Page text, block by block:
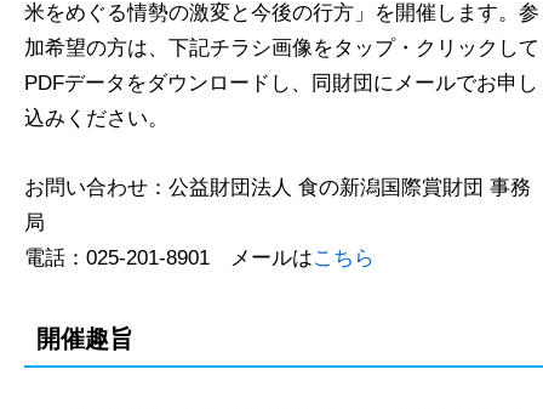
米をめぐる情勢の激変と今後の行方」を開催します。参
加希望の方は、下記チラシ画像をタップ・クリックして
PDFデータをダウンロードし、同財団にメールでお申し
込みください。
お問い合わせ：公益財団法人 食の新潟国際賞財団 事務
局
電話：025-201-8901 メールはこちら
開催趣旨